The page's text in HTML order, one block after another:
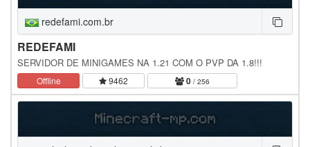
redefami.com.br
REDEFAMI
SERVIDOR DE MINIGAMES NA 1.21 COM O PVP DA 1.8!!!
Offline 9462 0 / 256